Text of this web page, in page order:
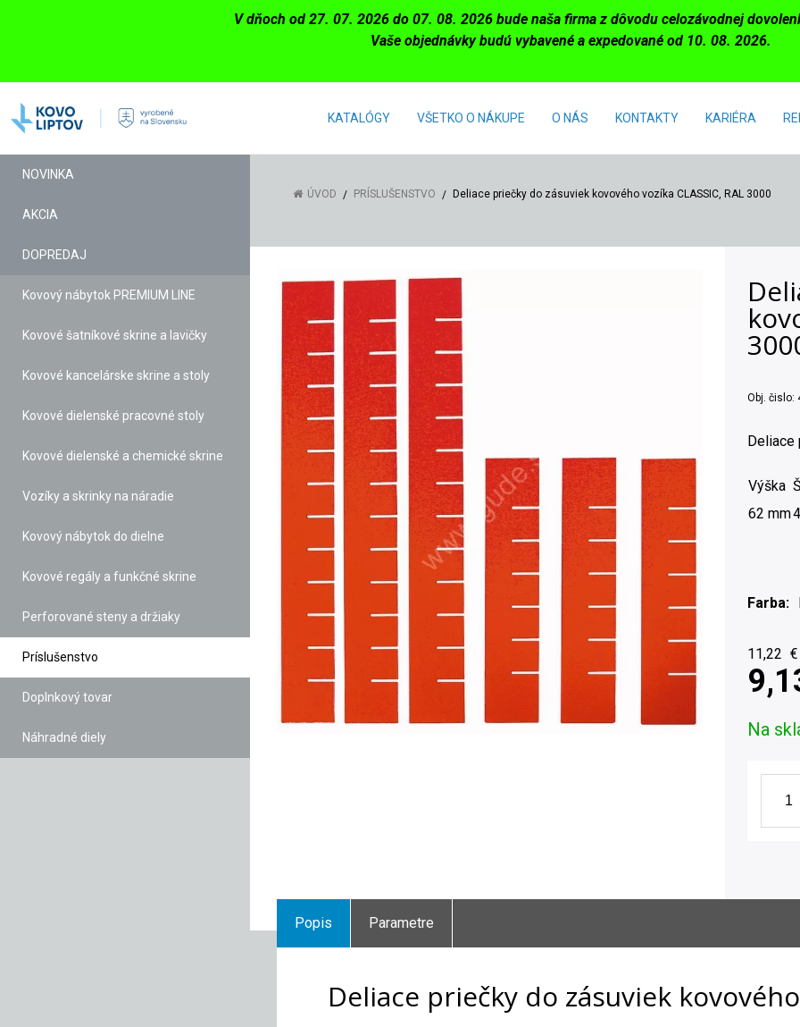
V dňoch od 27. 07. 2026 do 07. 08. 2026 bude naša firma z dôvodu celozávodnej
Vaše objednávky budú vybavené a expedované od 10. 08. 2026.
KATALÓGY VŠETKO O NÁKUPE O NÁS KONTAKTY KARIÉRA
NOVINKA
AKCIA
DOPREDAJ
Kovový nábytok PREMIUM LINE
Kovové šatníkové skrine a lavičky
Kovové kancelárske skrine a stoly
Kovové dielenské pracovné stoly
Kovové dielenské a chemické skrine
Vozíky a skrinky na náradie
Kovový nábytok do dielne
Kovové regály a funkčné skrine
Perforované steny a držiaky
Príslušenstvo
Doplnkový tovar
Náhradné diely
ÚVOD PRÍSLUŠENSTVO Deliace priečky do zásuviek kovového vozíka CLASSIC, RAL 3000
Obj. čislo:
Deliace
Výška
62 mm
Farba
11,22 €
Na
Popis Parametre
Deliace priečky do zásuviek kovového